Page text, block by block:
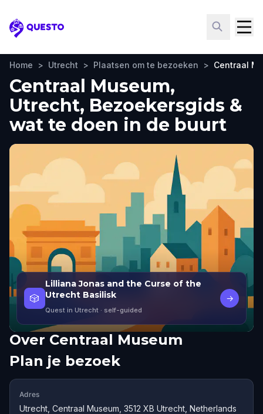
Questo
Home > Utrecht > Plaatsen om te bezoeken > Centraal
Centraal Museum,
Utrecht, Bezoekersgids &
wat te doen in de buurt
🎲
Lilliana Jonas and the Curse of the
Utrecht Basilisk
Quest in Utrecht · self-guided
→
Over Centraal Museum
Plan je bezoek
Adres
Utrecht, Centraal Museum, 3512 XB Utrecht, Netherlands